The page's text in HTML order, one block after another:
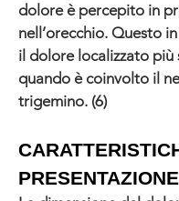
dolore è percepito in
nell’orecchio. Questo
il dolore localizzato più
quando è coinvolto il
trigemino. (6)